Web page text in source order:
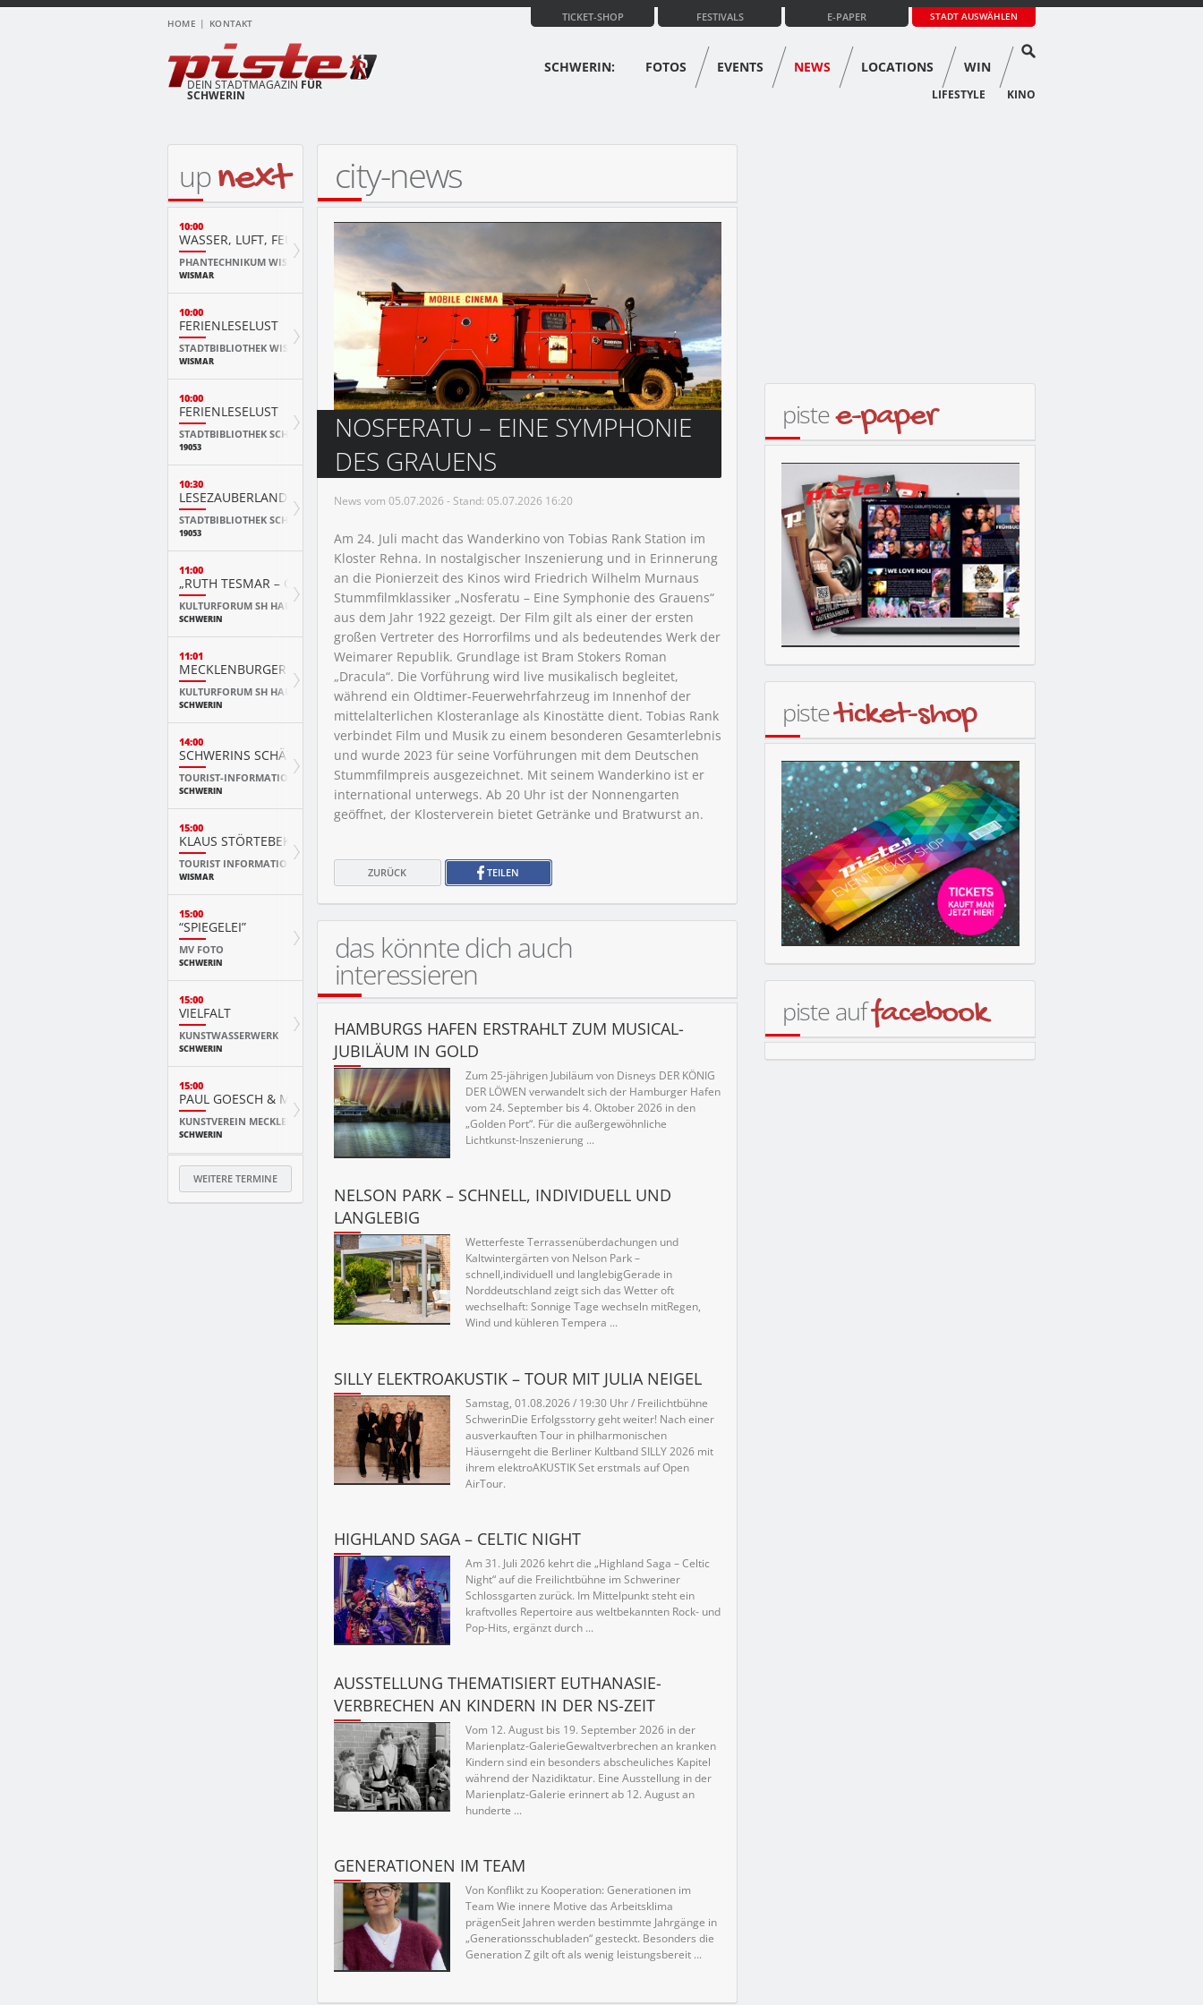
HOME KONTAKT
STADT AUSWÄHLEN
E-PAPER
FESTIVALS
TICKET-SHOP
DEIN STADTMAGAZIN FÜR
SCHWERIN
SCHWERIN: FOTOS EVENTS NEWS LOCATIONS WIN
LIFESTYLE KINO
city-news
NOSFERATU – EINE SYMPHONIE
DES GRAUENS
News vom 05.07.2026 - Stand: 05.07.2026 16:20
Am 24. Juli macht das Wanderkino von Tobias Rank Station im
Kloster Rehna. In nostalgischer Inszenierung und in Erinnerung
an die Pionierzeit des Kinos wird Friedrich Wilhelm Murnaus
Stummfilmklassiker „Nosferatu – Eine Symphonie des Grauens“
aus dem Jahr 1922 gezeigt. Der Film gilt als einer der ersten
großen Vertreter des Horrorfilms und als bedeutendes Werk der
Weimarer Republik. Grundlage ist Bram Stokers Roman
„Dracula“. Die Vorführung wird live musikalisch begleitet,
während ein Oldtimer-Feuerwehrfahrzeug im Innenhof der
mittelalterlichen Klosteranlage als Kinostätte dient. Tobias Rank
verbindet Film und Musik zu einem besonderen Gesamterlebnis
und wurde 2023 für seine Vorführungen mit dem Deutschen
Stummfilmpreis ausgezeichnet. Mit seinem Wanderkino ist er
international unterwegs. Ab 20 Uhr ist der Nonnengarten
geöffnet, der Klosterverein bietet Getränke und Bratwurst an.
ZURÜCK TEILEN
das könnte dich auch
interessieren
HAMBURGS HAFEN ERSTRAHLT ZUM MUSICAL-
JUBILÄUM IN GOLD
Zum 25-jährigen Jubiläum von Disneys DER KÖNIG
DER LÖWEN verwandelt sich der Hamburger Hafen
vom 24. September bis 4. Oktober 2026 in den
„Golden Port“. Für die außergewöhnliche
Lichtkunst-Inszenierung ...
NELSON PARK – SCHNELL, INDIVIDUELL UND
LANGLEBIG
Wetterfeste Terrassenüberdachungen und
Kaltwintergärten von Nelson Park –
schnell,individuell und langlebigGerade in
Norddeutschland zeigt sich das Wetter oft
wechselhaft: Sonnige Tage wechseln mitRegen,
Wind und kühleren Tempera ...
SILLY ELEKTROAKUSTIK – TOUR MIT JULIA NEIGEL
Samstag, 01.08.2026 / 19:30 Uhr / Freilichtbühne
SchwerinDie Erfolgsstorry geht weiter! Nach einer
ausverkauften Tour in philharmonischen
Häuserngeht die Berliner Kultband SILLY 2026 mit
ihrem elektroAKUSTIK Set erstmals auf Open
AirTour.
HIGHLAND SAGA – CELTIC NIGHT
Am 31. Juli 2026 kehrt die „Highland Saga – Celtic
Night“ auf die Freilichtbühne im Schweriner
Schlossgarten zurück. Im Mittelpunkt steht ein
kraftvolles Repertoire aus weltbekannten Rock- und
Pop-Hits, ergänzt durch ...
AUSSTELLUNG THEMATISIERT EUTHANASIE-
VERBRECHEN AN KINDERN IN DER NS-ZEIT
Vom 12. August bis 19. September 2026 in der
Marienplatz-GalerieGewaltverbrechen an kranken
Kindern sind ein besonders abscheuliches Kapitel
während der Nazidiktatur. Eine Ausstellung in der
Marienplatz-Galerie erinnert ab 12. August an
hunderte ...
GENERATIONEN IM TEAM
Von Konflikt zu Kooperation: Generationen im
Team Wie innere Motive das Arbeitsklima
prägenSeit Jahren werden bestimmte Jahrgänge in
„Generationsschubladen“ gesteckt. Besonders die
Generation Z gilt oft als wenig leistungsbereit ...
upnext
10:00
WASSER, LUFT, FEUER & ERDE
PHANTECHNIKUM WISMAR
WISMAR
10:00
FERIENLESELUST
STADTBIBLIOTHEK WISMAR
WISMAR
10:00
FERIENLESELUST
STADTBIBLIOTHEK SCHWERIN
19053
10:30
LESEZAUBERLAND
STADTBIBLIOTHEK SCHWERIN
19053
11:00
„RUTH TESMAR – GÄRTEN MEINES LEBENS“
KULTURFORUM SH HAUS
SCHWERIN
11:01
MECKLENBURGER LANDLEBEN UM 1900
KULTURFORUM SH HAUS
SCHWERIN
14:00
SCHWERINS SCHÄTZE: ALTSTADT, BURGGARTEN & SCHLOSS
TOURIST-INFORMATION SCHWERIN
SCHWERIN
15:00
KLAUS STÖRTEBEKER FÜHRUNG
TOURIST INFORMATION WISMAR
WISMAR
15:00
“SPIEGELEI”
MV FOTO
SCHWERIN
15:00
VIELFALT
KUNSTWASSERWERK
SCHWERIN
15:00
PAUL GOESCH & MATTHIAS NOGGLER
KUNSTVEREIN MECKLENBURG VORPOMMERN
SCHWERIN
WEITERE TERMINE
pistee-paper
pisteticket-shop
piste auffacebook